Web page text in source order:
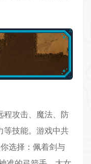
程攻击、魔法、防
等技能。游戏中共
选择：佩着剑与